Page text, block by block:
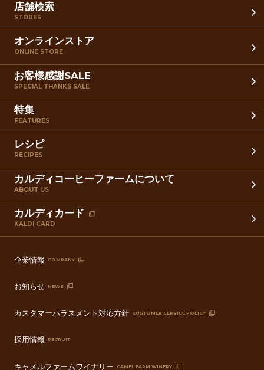
店舗検索
STORES
オンラインストア
ONLINE STORE
お客様感謝SALE
SPECIAL THANKS SALE
特集
FEATURES
レシピ
RECIPES
カルディコーヒーファームについて
ABOUT US
カルディカード
KALDI CARD
企業情報 COMPANY
お知らせ NEWS
カスタマーハラスメント対応方針 CUSTOMER SERVICE POLICY
採用情報 RECRUIT
キャメルファームワイナリー CAMEL FARM WINERY